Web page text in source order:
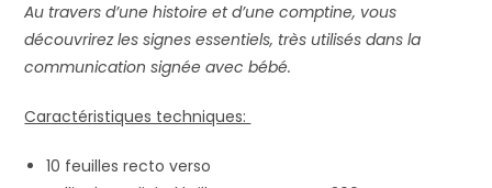
Au travers d’une histoire et d’une comptine, vous
découvrirez les signes essentiels, très utilisés dans la
communication signée avec bébé.
Caractéristiques techniques:
10 feuilles recto verso